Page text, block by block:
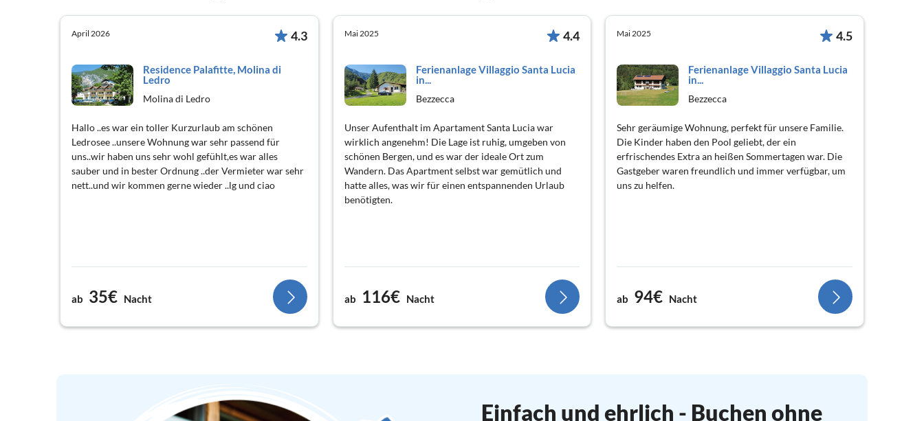
April 2026 4.3
Residence Palafitte, Molina di
Ledro
Molina di Ledro
Hallo ..es war ein toller Kurzurlaub am schönen
Ledrosee ..unsere Wohnung war sehr passend für
uns..wir haben uns sehr wohl gefühlt,es war alles
sauber und in bester Ordnung ..der Vermieter war sehr
nett..und wir kommen gerne wieder ..lg und ciao
ab 35€ Nacht
Mai 2025 4.4
Ferienanlage Villaggio Santa Lucia
in...
Bezzecca
Unser Aufenthalt im Apartament Santa Lucia war
wirklich angenehm! Die Lage ist ruhig, umgeben von
schönen Bergen, und es war der ideale Ort zum
Wandern. Das Apartment selbst war gemütlich und
hatte alles, was wir für einen entspannenden Urlaub
benötigten.
ab 116€ Nacht
Mai 2025 4.5
Ferienanlage Villaggio Santa Lucia
in...
Bezzecca
Sehr geräumige Wohnung, perfekt für unsere Familie.
Die Kinder haben den Pool geliebt, der ein
erfrischendes Extra an heißen Sommertagen war. Die
Gastgeber waren freundlich und immer verfügbar, um
uns zu helfen.
ab 94€ Nacht
Einfach und ehrlich - Buchen ohne